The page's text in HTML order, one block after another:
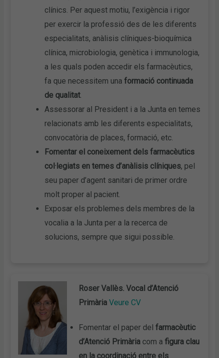
clínics. Per aquest motiu, l’exigència i rigor
per exercir la professió des de les diferents
especialitats, anàlisis clíniques-bioquímica
clínica, microbiologia, genètica i immunologia,
a les quals poden accedir els farmacèutics,
fa que necessitem unaformació continuada
de qualitat.
Assessorar al President i a la Junta en temes
relacionats amb les diferents especialitats,
convocatòria de places, formació, etc.
Fomentar el coneixement dels farmacèutics
col·legiats en temes d’anàlisis clíniques, pel
seu paper d’agent sanitari de primer ordre
molt proper al pacient.
Exposar els problemes dels membres de la
vocalia a la Junta per a la recerca de
solucions, sempre que sigui possible.
Roser Vallès. Vocal d’Atenció
PrimàriaVeure CV
Fomentar el paper delfarmacèutic
d’Atenció Primària com a figura clau
en la coordinació entre els